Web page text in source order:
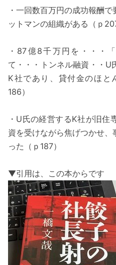
・一回数百万円の成功報酬
ットマンの組織がある（ｐ
・87億8千万円を・・・
て・・・トンネル融資・・U
K社であり、貸付金のほと
186）
・U氏の経営するK社が旧住
資を受けながら焦げつかせ
った（ｐ187）
▼引用は、この本からです